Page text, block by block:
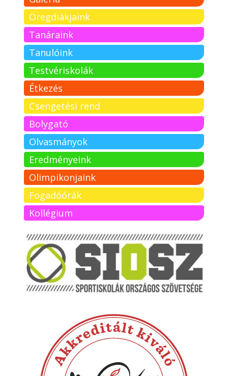
Öregdiákjaink
Tanáraink
Tanulóink
Testvériskolák
Étkezés
Csengetési rend
Bolygató
Olvasmányok
Eredményeink
Olimpikonjaink
Fogadóórák
Kollégium